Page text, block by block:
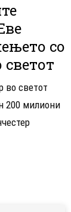
со
во светот
200 милиони